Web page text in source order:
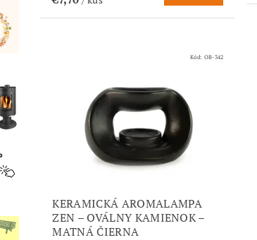
Kód: OB-342
KERAMICKÁ AROMALAMPA
ZEN – OVÁLNY KAMIENOK –
MATNÁ ČIERNA